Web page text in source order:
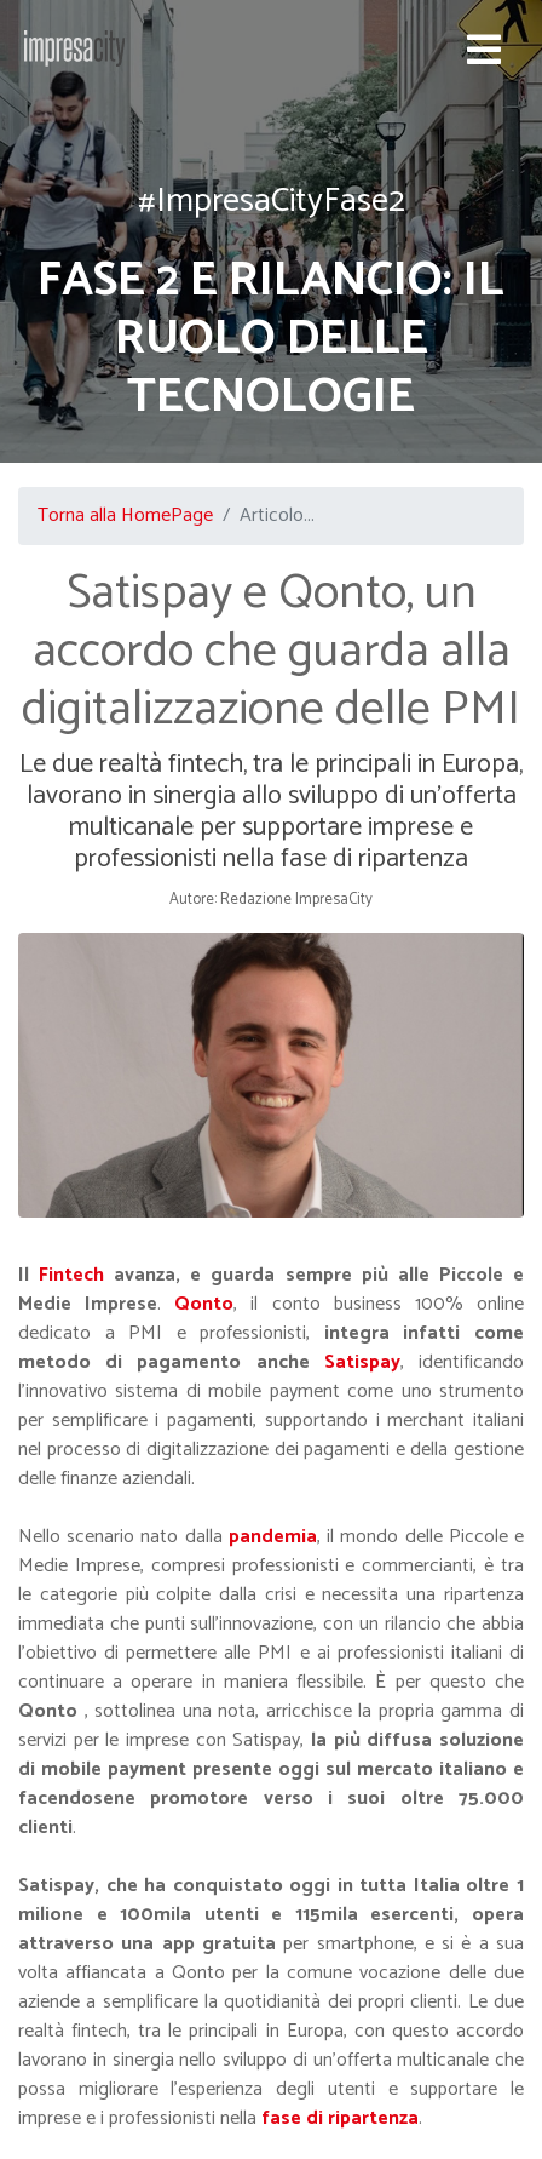
#ImpresaCityFase2
FASE 2 E RILANCIO: IL
RUOLO DELLE
TECNOLOGIE
Torna alla HomePage Articolo...
Satispay e Qonto, un
accordo che guarda alla
digitalizzazione delle PMI
Le due realtà fintech, tra le principali in Europa,
lavorano in sinergia allo sviluppo di un’offerta
multicanale per supportare imprese e
professionisti nella fase di ripartenza
Autore: Redazione ImpresaCity
Il Fintech avanza, e guarda sempre più alle Piccole e
Medie Imprese. Qonto, il conto business 100% online
dedicato a PMI e professionisti, integra infatti come
metodo di pagamento anche Satispay, identificando
l’innovativo sistema di mobile payment come uno strumento
per semplificare i pagamenti, supportando i merchant italiani
nel processo di digitalizzazione dei pagamenti e della gestione
delle finanze aziendali.
Nello scenario nato dalla pandemia, il mondo delle Piccole e
Medie Imprese, compresi professionisti e commercianti, è tra
le categorie più colpite dalla crisi e necessita una ripartenza
immediata che punti sull’innovazione, con un rilancio che abbia
l'obiettivo di permettere alle PMI e ai professionisti italiani di
continuare a operare in maniera flessibile. È per questo che
Qonto , sottolinea una nota, arricchisce la propria gamma di
servizi per le imprese con Satispay, la più diffusa soluzione
di mobile payment presente oggi sul mercato italiano e
facendosene promotore verso i suoi oltre 75.000
clienti.
Satispay, che ha conquistato oggi in tutta Italia oltre 1
milione e 100mila utenti e 115mila esercenti, opera
attraverso una app gratuita per smartphone, e si è a sua
volta affiancata a Qonto per la comune vocazione delle due
aziende a semplificare la quotidianità dei propri clienti. Le due
realtà fintech, tra le principali in Europa, con questo accordo
lavorano in sinergia nello sviluppo di un’offerta multicanale che
possa migliorare l’esperienza degli utenti e supportare le
imprese e i professionisti nella fase di ripartenza.